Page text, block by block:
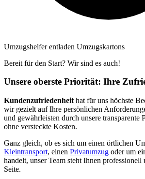
Umzugshelfer entladen Umzugskartons
Bereit für den Start? Wir sind es auch!
Unsere oberste Priorität: Ihre
Kundenzufriedenheit hat für uns höchste
wir gezielt auf Ihre persönlichen
und gewährleisten durch unsere transparente
ohne versteckte Kosten.
Ganz gleich, ob es sich um einen örtlichen
Kleintransport, einen Privatumzug oder um
handelt, unser Team steht Ihnen
Seite.